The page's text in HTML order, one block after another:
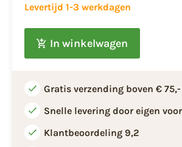
Levertijd 1-3 werkdagen
In winkelwagen
Gratis verzending boven € 75,-
Snelle levering door eigen
Klantbeoordeling 9,2